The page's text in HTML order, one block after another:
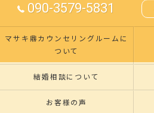
090-3579-5831
マサキ鼎カウンセリングルームに
ついて
結婚相談について
お客様の声